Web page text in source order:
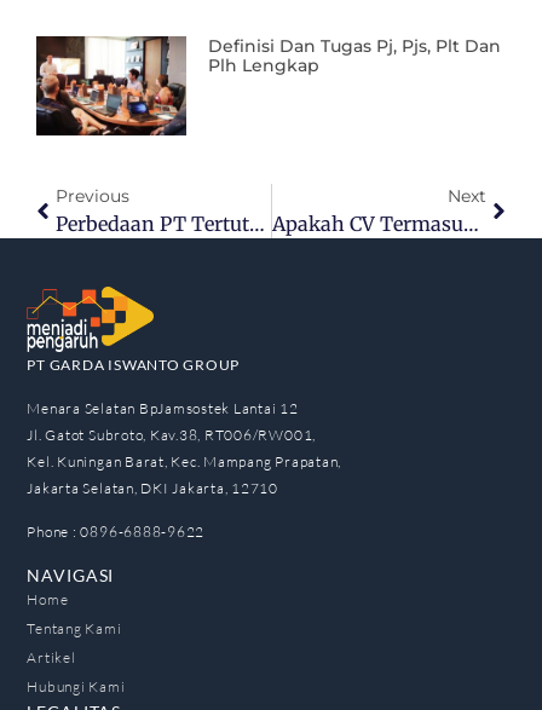
Definisi Dan Tugas Pj, Pjs, Plt Dan
Plh Lengkap
Previous
Perbedaan PT Tertutup Vs Terbuka: Pengertian, Jenis, Dan Contohnya
Next
Apakah CV Termasuk Badan Usaha Perseorangan? Berikut Penjelasannya
PT GARDA ISWANTO GROUP
Menara Selatan BpJamsostek Lantai 12
Jl. Gatot Subroto, Kav.38, RT006/RW001,
Kel. Kuningan Barat, Kec. Mampang Prapatan,
Jakarta Selatan, DKI Jakarta, 12710
Phone : 0896-6888-9622
NAVIGASI
Home
Tentang Kami
Artikel
Hubungi Kami